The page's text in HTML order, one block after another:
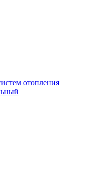
отопления